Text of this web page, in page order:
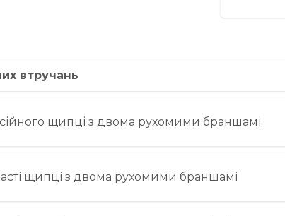
втручань
щипці з двома рухомими браншамі
щипці з двома рухомими браншамі